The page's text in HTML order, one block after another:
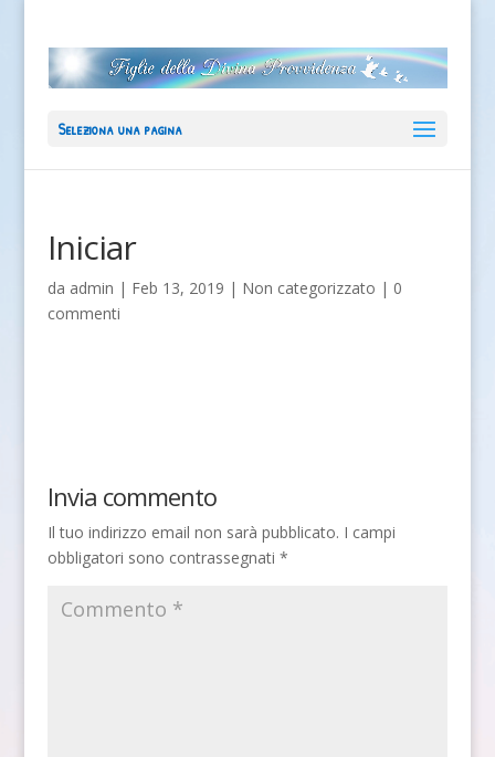
Seleziona una pagina
Iniciar
da admin | Feb 13, 2019 | Non categorizzato | 0
commenti
Invia commento
Il tuo indirizzo email non sarà pubblicato. I campi
obbligatori sono contrassegnati *